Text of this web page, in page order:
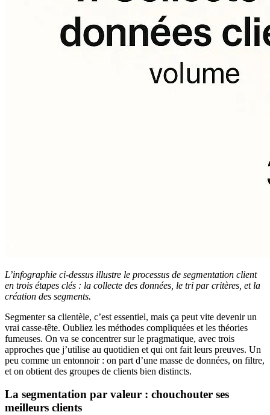
L’infographie ci-dessus illustre le processus de segmentation client
en trois étapes clés : la collecte des données, le tri par critères, et la
création des segments.
Segmenter sa clientèle, c’est essentiel, mais ça peut vite devenir un
vrai casse-tête. Oubliez les méthodes compliquées et les théories
fumeuses. On va se concentrer sur le pragmatique, avec trois
approches que j’utilise au quotidien et qui ont fait leurs preuves. Un
peu comme un entonnoir : on part d’une masse de données, on filtre,
et on obtient des groupes de clients bien distincts.
La segmentation par valeur : chouchouter ses
meilleurs clients